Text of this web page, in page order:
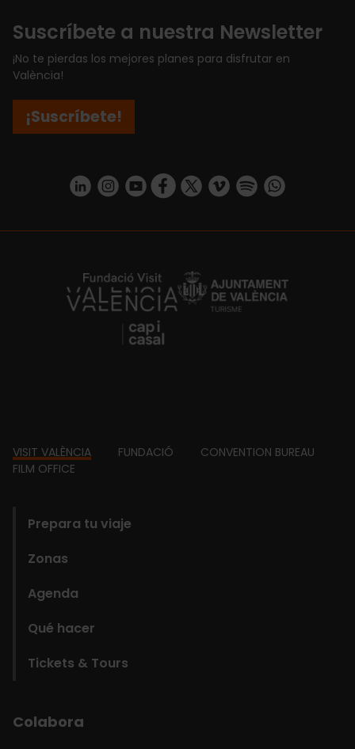
Suscríbete a nuestra Newsletter
¡No te pierdas los mejores planes para disfrutar en
València!
¡Suscríbete!
https://www.linkedin.com/company/turismo-valencia/mycompany/
https://www.instagram.com/visit_valencia/
https://www.youtube.com/user/
https://www.facebook.com/
https://twitter.com/
https://vimeo.com/
https://https://api.whatsapp.com/
https://fundacion.visitvalencia.com/
Footer
VISIT VALÈNCIA FUNDACIÓ
CONVENTION BUREAU
FILM OFFICE
Prepara tu viaje
Zonas
Agenda
Qué hacer
Tickets & Tours
Colabora